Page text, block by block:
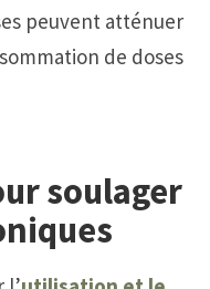
peuvent atténuer
de doses
soulager